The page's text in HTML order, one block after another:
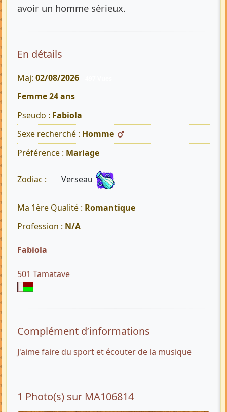
avoir un homme sérieux.
En détails
Maj: 02/08/2026
Femme 24 ans
Pseudo : Fabiola
Sexe recherché : Homme
Préférence : Mariage
Zodiac : Verseau
Ma 1ère Qualité : Romantique
Profession : N/A
Fabiola
501 Tamatave
Complément d’informations
J'aime faire du sport et écouter de la musique
1 Photo(s) sur MA106814